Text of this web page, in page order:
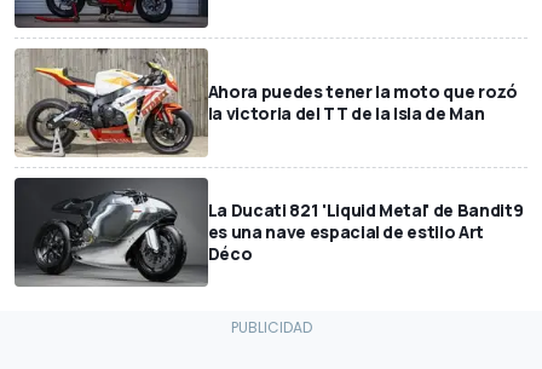
Ahora puedes tener la moto que rozó
la victoria del TT de la Isla de Man
La Ducati 821 'Liquid Metal' de Bandit9
es una nave espacial de estilo Art
Déco